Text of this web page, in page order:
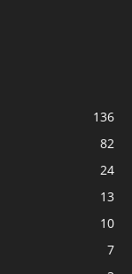
136
82
24
13
10
7